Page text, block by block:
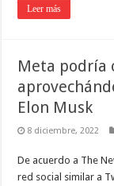
Leer más
Meta podría
Elon Musk
8 diciembre, 2022
De acuerdo a The
red social similar a